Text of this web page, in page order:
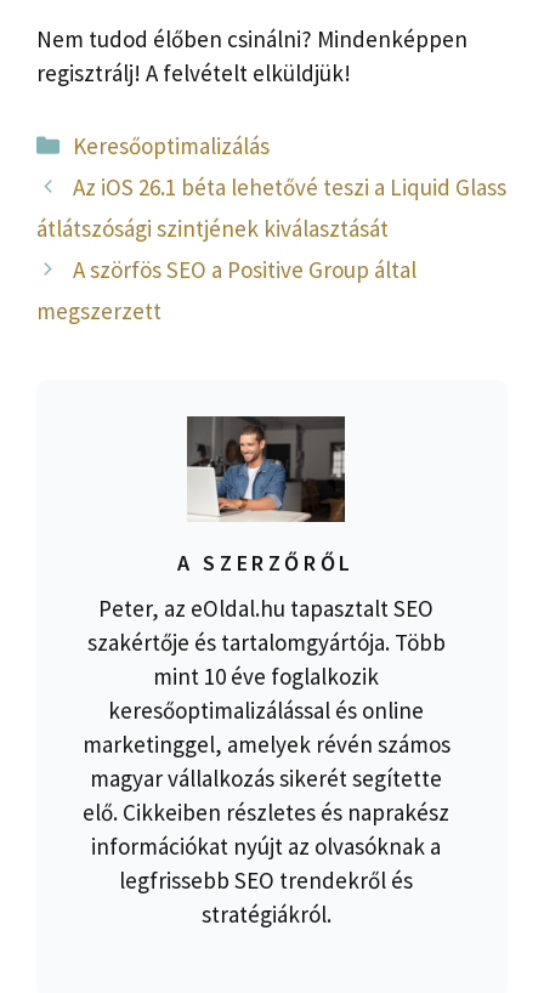
Nem tudod élőben csinálni? Mindenképpen
regisztrálj! A felvételt elküldjük!
Kategória
Keresőoptimalizálás
Az iOS 26.1 béta lehetővé teszi a Liquid Glass
átlátszósági szintjének kiválasztását
A szörfös SEO a Positive Group által
megszerzett
A SZERZŐRŐL
Peter, az eOldal.hu tapasztalt SEO
szakértője és tartalomgyártója. Több
mint 10 éve foglalkozik
keresőoptimalizálással és online
marketinggel, amelyek révén számos
magyar vállalkozás sikerét segítette
elő. Cikkeiben részletes és naprakész
információkat nyújt az olvasóknak a
legfrissebb SEO trendekről és
stratégiákról.